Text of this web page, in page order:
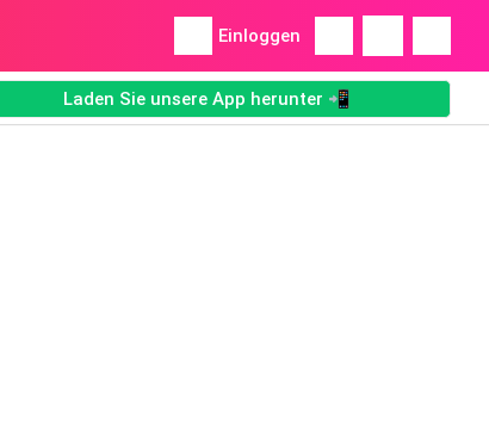
Einloggen
Laden Sie unsere App herunter 📲